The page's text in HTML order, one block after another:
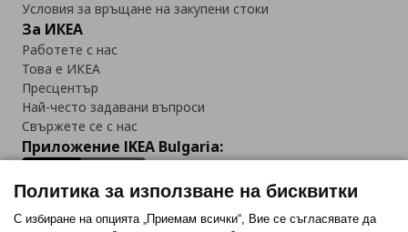
Условия за връщане на закупени стоки
За ИКЕА
Работете с нас
Това е ИКЕА
Пресцентър
Най-често задавани въпроси
Свържете се с нас
Приложение IKEA Bulgaria:
Политика за използване на бисквитки
С избиране на опцията „Приемам всички“, Вие се съгласявате да